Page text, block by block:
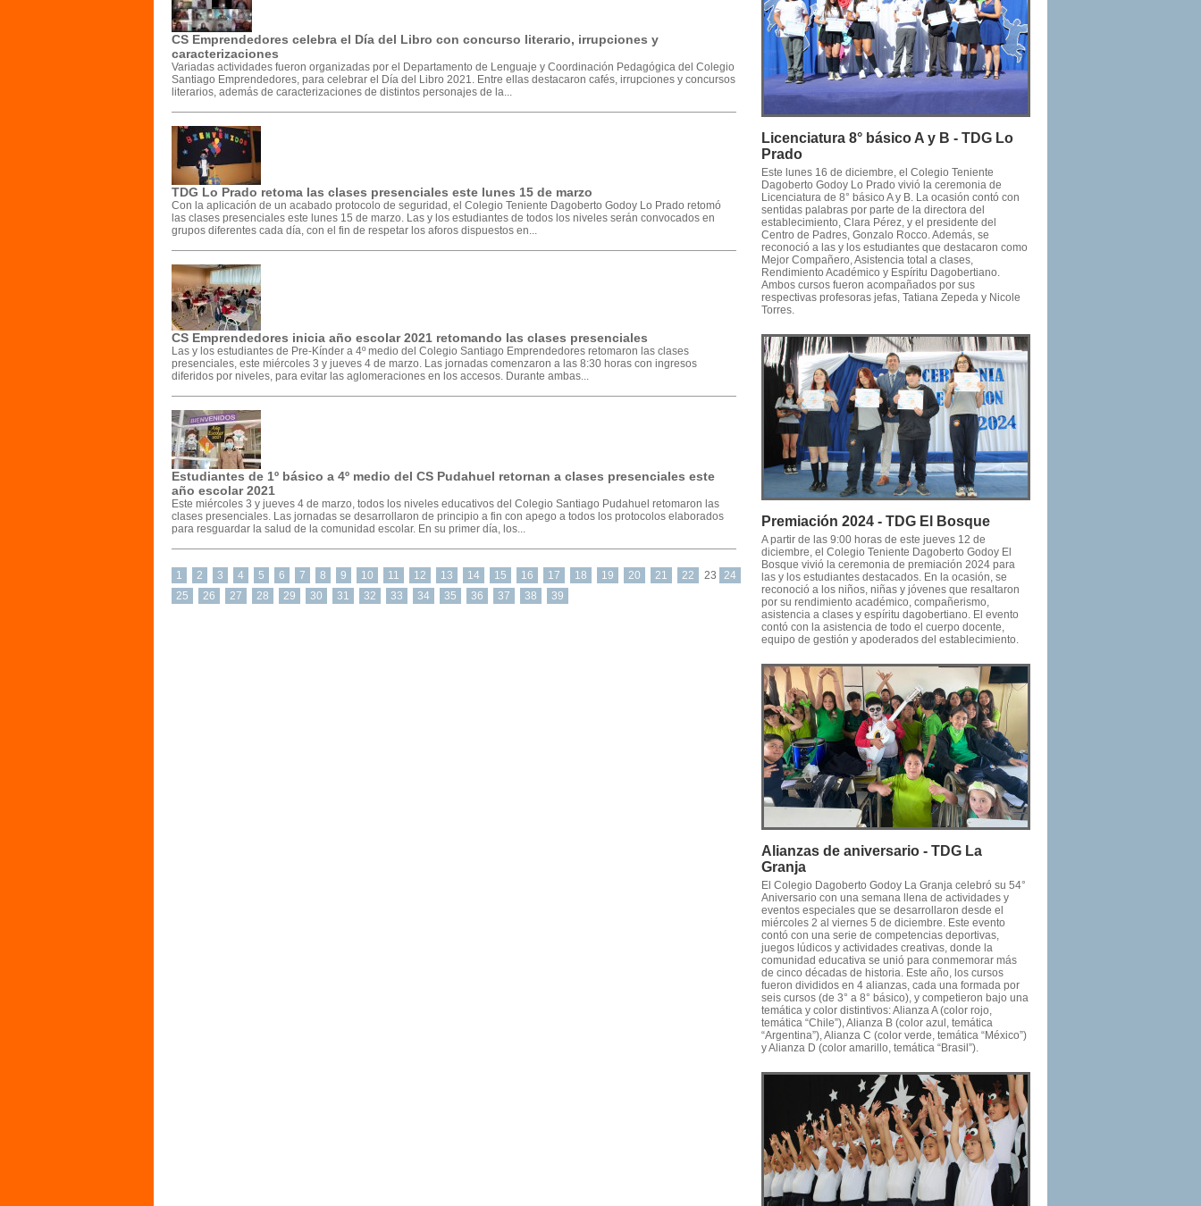
CS Emprendedores celebra el Día del Libro con concurso literario, irrupciones y
caracterizaciones
Variadas actividades fueron organizadas por el Departamento de Lenguaje y Coordinación Pedagógica del Colegio
Santiago Emprendedores, para celebrar el Día del Libro 2021. Entre ellas destacaron cafés, irrupciones y concursos
literarios, además de caracterizaciones de distintos personajes de la...
TDG Lo Prado retoma las clases presenciales este lunes 15 de marzo
Con la aplicación de un acabado protocolo de seguridad, el Colegio Teniente Dagoberto Godoy Lo Prado retomó
las clases presenciales este lunes 15 de marzo. Las y los estudiantes de todos los niveles serán convocados en
grupos diferentes cada día, con el fin de respetar los aforos dispuestos en...
CS Emprendedores inicia año escolar 2021 retomando las clases presenciales
Las y los estudiantes de Pre-Kínder a 4º medio del Colegio Santiago Emprendedores retomaron las clases
presenciales, este miércoles 3 y jueves 4 de marzo. Las jornadas comenzaron a las 8:30 horas con ingresos
diferidos por niveles, para evitar las aglomeraciones en los accesos. Durante ambas...
Estudiantes de 1º básico a 4º medio del CS Pudahuel retornan a clases presenciales este
año escolar 2021
Este miércoles 3 y jueves 4 de marzo, todos los niveles educativos del Colegio Santiago Pudahuel retomaron las
clases presenciales. Las jornadas se desarrollaron de principio a fin con apego a todos los protocolos elaborados
para resguardar la salud de la comunidad escolar. En su primer día, los...
1 2 3 4 5 6 7 8 9 10 11 12 13 14 15 16 17 18 19 20 21 22 23
24
25
26 27 28 29 30 31 32 33 34 35 36 37 38 39
Licenciatura 8° básico A y B - TDG Lo
Prado
Este lunes 16 de diciembre, el Colegio Teniente
Dagoberto Godoy Lo Prado vivió la ceremonia de
Licenciatura de 8° básico A y B. La ocasión contó con
sentidas palabras por parte de la directora del
establecimiento, Clara Pérez, y el presidente del
Centro de Padres, Gonzalo Rocco. Además, se
reconoció a las y los estudiantes que destacaron como
Mejor Compañero, Asistencia total a clases,
Rendimiento Académico y Espíritu Dagobertiano.
Ambos cursos fueron acompañados por sus
respectivas profesoras jefas, Tatiana Zepeda y Nicole
Torres.
Premiación 2024 - TDG El Bosque
A partir de las 9:00 horas de este jueves 12 de
diciembre, el Colegio Teniente Dagoberto Godoy El
Bosque vivió la ceremonia de premiación 2024 para
las y los estudiantes destacados. En la ocasión, se
reconoció a los niños, niñas y jóvenes que resaltaron
por su rendimiento académico, compañerismo,
asistencia a clases y espíritu dagobertiano. El evento
contó con la asistencia de todo el cuerpo docente,
equipo de gestión y apoderados del establecimiento.
Alianzas de aniversario - TDG La
Granja
El Colegio Dagoberto Godoy La Granja celebró su 54°
Aniversario con una semana llena de actividades y
eventos especiales que se desarrollaron desde el
miércoles 2 al viernes 5 de diciembre. Este evento
contó con una serie de competencias deportivas,
juegos lúdicos y actividades creativas, donde la
comunidad educativa se unió para conmemorar más
de cinco décadas de historia. Este año, los cursos
fueron divididos en 4 alianzas, cada una formada por
seis cursos (de 3° a 8° básico), y competieron bajo una
temática y color distintivos: Alianza A (color rojo,
temática “Chile”), Alianza B (color azul, temática
“Argentina”), Alianza C (color verde, temática “México”)
y Alianza D (color amarillo, temática “Brasil”).